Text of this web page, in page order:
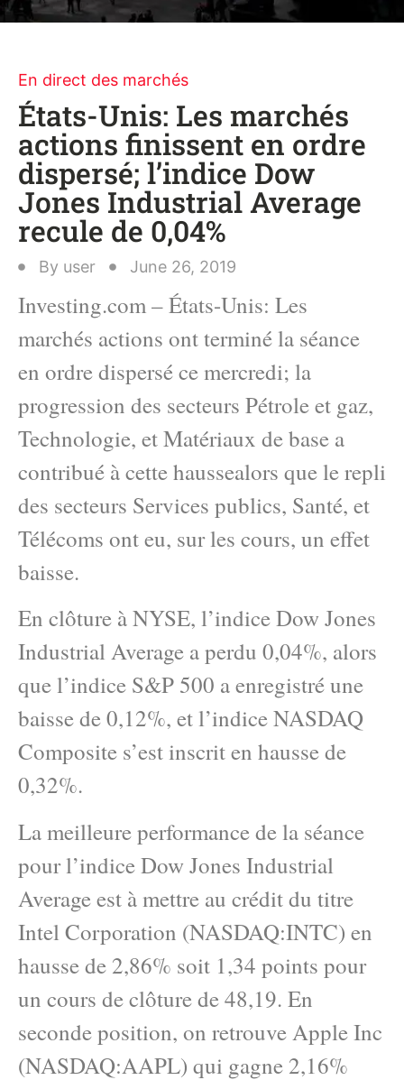
En direct des marchés
États-Unis: Les marchés
actions finissent en ordre
dispersé; l’indice Dow
Jones Industrial Average
recule de 0,04%
By user June 26, 2019
Investing.com – États-Unis: Les
marchés actions ont terminé la séance
en ordre dispersé ce mercredi; la
progression des secteurs Pétrole et gaz,
Technologie, et Matériaux de base a
contribué à cette haussealors que le repli
des secteurs Services publics, Santé, et
Télécoms ont eu, sur les cours, un effet
baisse.
En clôture à NYSE, l’indice Dow Jones
Industrial Average a perdu 0,04%, alors
que l’indice S&P 500 a enregistré une
baisse de 0,12%, et l’indice NASDAQ
Composite s’est inscrit en hausse de
0,32%.
La meilleure performance de la séance
pour l’indice Dow Jones Industrial
Average est à mettre au crédit du titre
Intel Corporation (NASDAQ:INTC) en
hausse de 2,86% soit 1,34 points pour
un cours de clôture de 48,19. En
seconde position, on retrouve Apple Inc
(NASDAQ:AAPL) qui gagne 2,16%